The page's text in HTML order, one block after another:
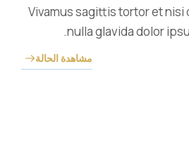
Vivamus sagittis tortor et nisi
nulla glavida dolor
مشاهدة الحالة